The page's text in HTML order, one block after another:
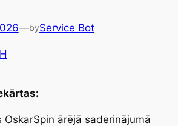
—byService Bot
OskarSpin ārējā saderinājumā